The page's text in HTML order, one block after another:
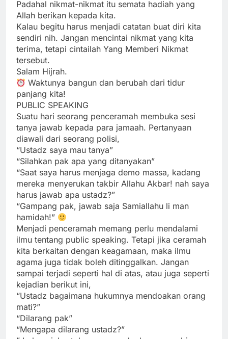
Padahal nikmat-nikmat itu semata hadiah yang
Allah berikan kepada kita.
Kalau begitu harus menjadi catatan buat diri kita
sendiri nih. Jangan mencintai nikmat yang kita
terima, tetapi cintailah Yang Memberi Nikmat
tersebut.
Salam Hijrah.
Waktunya bangun dan berubah dari tidur
panjang kita!
PUBLIC SPEAKING
Suatu hari seorang penceramah membuka sesi
tanya jawab kepada para jamaah. Pertanyaan
diawali dari seorang polisi,
“Ustadz saya mau tanya”
“Silahkan pak apa yang ditanyakan”
“Saat saya harus menjaga demo massa, kadang
mereka menyerukan takbir Allahu Akbar! nah saya
harus jawab apa ustadz?”
“Gampang pak, jawab saja Samiallahu li man
hamidah!”
Menjadi penceramah memang perlu mendalami
ilmu tentang public speaking. Tetapi jika ceramah
kita berkaitan dengan keagamaan, maka ilmu
agama juga tidak boleh ditinggalkan. Jangan
sampai terjadi seperti hal di atas, atau juga seperti
kejadian berikut ini,
“Ustadz bagaimana hukumnya mendoakan orang
mati?”
“Dilarang pak”
“Mengapa dilarang ustadz?”